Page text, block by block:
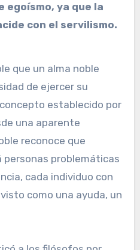
egoísmo, ya que la
con el servilismo.
que un alma noble
de ejercer su
establecido por
una aparente
reconoce que
problemáticas
cada individuo con
como una ayuda, un